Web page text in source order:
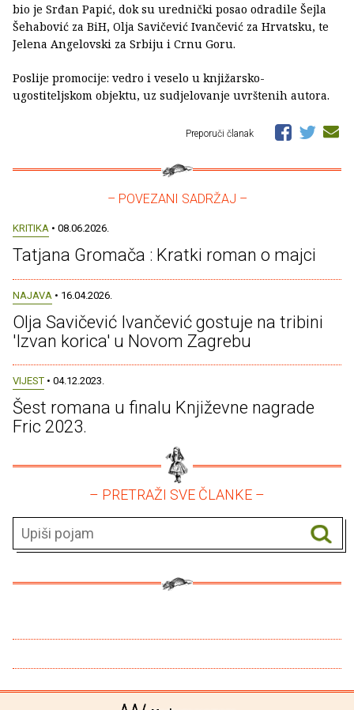
bio je Srđan Papić, dok su urednički posao odradile Šejla
Šehabović za BiH, Olja Savičević Ivančević za Hrvatsku, te
Jelena Angelovski za Srbiju i Crnu Goru.
Poslije promocije: vedro i veselo u knjižarsko-
ugostiteljskom objektu, uz sudjelovanje uvrštenih autora.
Preporuči članak
– POVEZANI SADRŽAJ –
KRITIKA • 08.06.2026.
Tatjana Gromača : Kratki roman o majci
NAJAVA • 16.04.2026.
Olja Savičević Ivančević gostuje na tribini
'Izvan korica' u Novom Zagrebu
VIJEST • 04.12.2023.
Šest romana u finalu Književne nagrade
Fric 2023.
– PRETRAŽI SVE ČLANKE –